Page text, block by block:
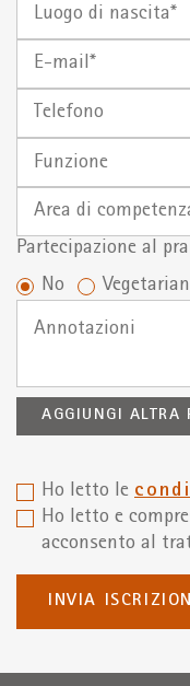
(gg.mm.aaaa)
nascita
Telefono
Funzione
Area di
Partecipazione al
No
AGGIUNGI ALTRA
Ho letto le
Ho letto e
acconsento al
INVIA